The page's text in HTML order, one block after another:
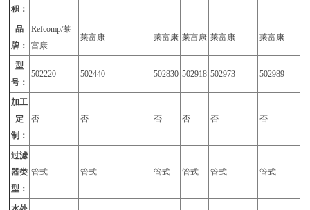
积：
品
牌：
Refcomp/莱
富康
莱富康 莱富康 莱富康 莱富康 莱富康
型
号：
502220 502440 502830 502918 502973 502989
加工
定
制：
否 否 否 否 否 否
过滤
器类
型：
管式 管式 管式 管式 管式 管式